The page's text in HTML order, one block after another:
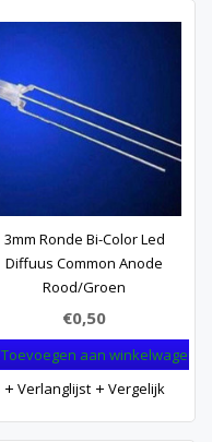
3mm Ronde Bi-Color Led
Diffuus Common Anode
Rood/Groen
€0,50
Toevoegen aan winkelwagen
Verlanglijst
Vergelijk